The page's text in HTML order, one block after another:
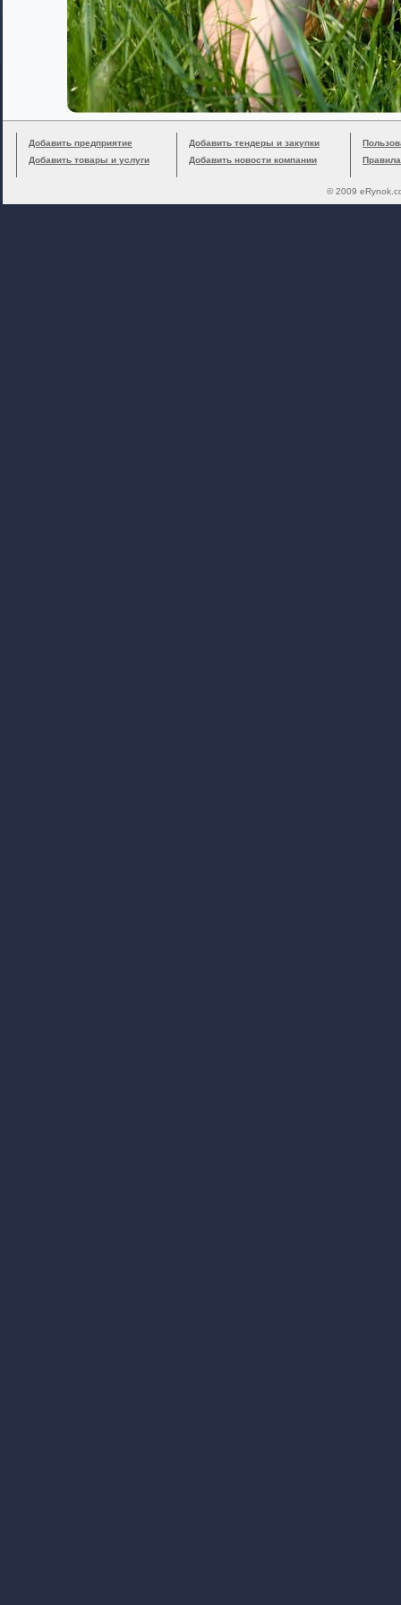
Добавить предприятие
Добавить товары и услуги
Добавить тендеры и закупки
Добавить новости компании
© 2009